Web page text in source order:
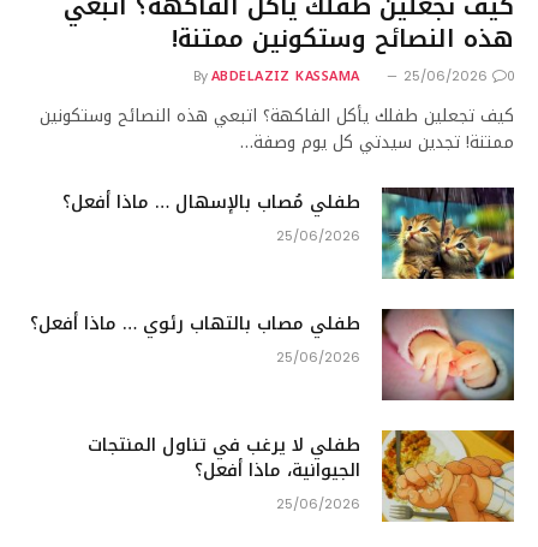
هذه النصائح وستكونين ممتنة!
By ABDELAZIZ KASSAMA 25/06/2026 0
كيف تجعلين طفلك يأكل الفاكهة؟ اتبعي هذه النصائح وستكونين
ممتنة! تجدين سيدتي كل يوم وصفة…
طفلي مُصاب بالإسهال … ماذا أفعل؟
25/06/2026
طفلي مصاب بالتهاب رئوي … ماذا أفعل؟
25/06/2026
طفلي لا يرغب في تناول المنتجات
الجيوانية، ماذا أفعل؟
25/06/2026